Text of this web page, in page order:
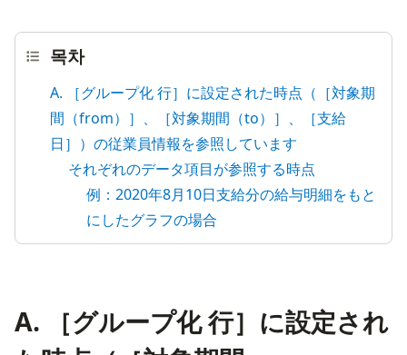
목차
A. ［グループ化 行］に設定された時点（［対象期
間（from）］、［対象期間（to）］、［支給
日］）の従業員情報を参照しています
それぞれのデータ項目が参照する時点
例：2020年8月10日支給分の給与明細をもと
にしたグラフの場合
A. ［グループ化 行］に設定され